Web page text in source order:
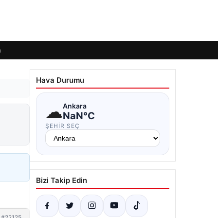
Hava Durumu
☁Ankara
NaN°C
ŞEHIR SEÇ
Bizi Takip Edin